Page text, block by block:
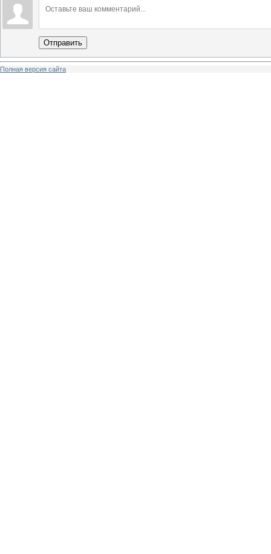
Отправить
Полная версия сайта